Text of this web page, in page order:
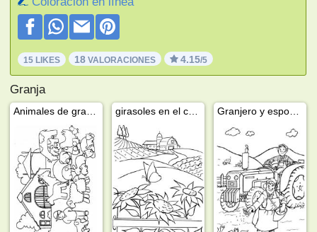
15 LIKES 18 VALORACIONES 4.15/5
Granja